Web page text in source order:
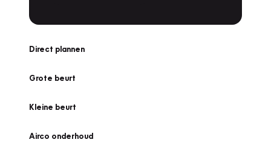
Direct plannen
Grote beurt
Kleine beurt
Airco onderhoud